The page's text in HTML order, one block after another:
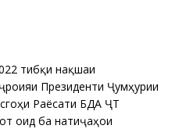
тибқи нақшаи
Президенти Ҷумҳурии
Раёсати БДА ҶТ
оид ба натиҷаҳои